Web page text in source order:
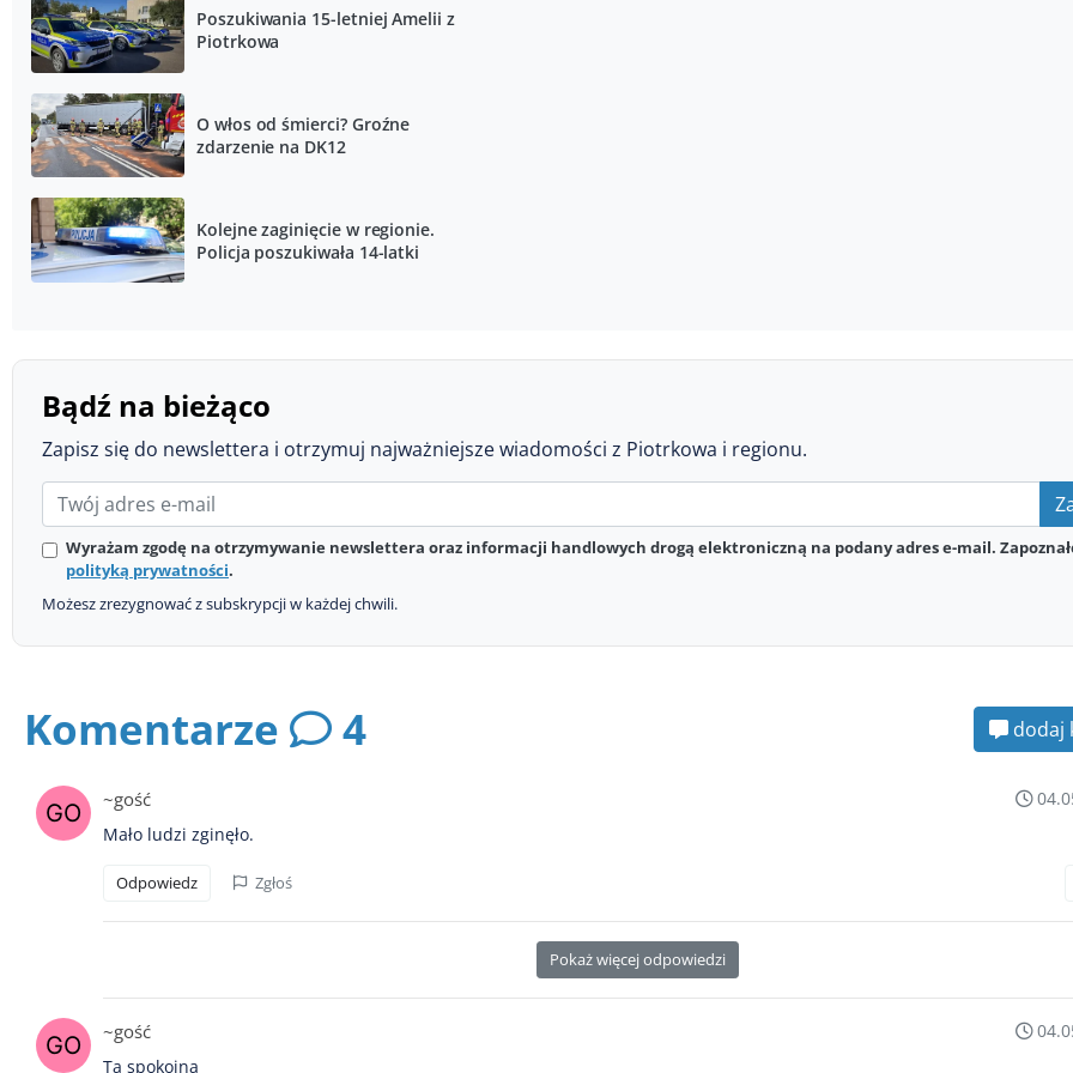
Poszukiwania 15-letniej Amelii z
Piotrkowa
O włos od śmierci? Groźne
zdarzenie na DK12
Kolejne zaginięcie w regionie.
Policja poszukiwała 14-latki
Bądź na bieżąco
Zapisz się do newslettera i otrzymuj najważniejsze wiadomości z Piotrkowa i regionu.
Wyrażam zgodę na otrzymywanie newslettera oraz informacji handlowych drogą elektroniczną na podany adres e-mail.
polityką prywatności.
Możesz zrezygnować z subskrypcji w każdej chwili.
Komentarze 4 dodaj
~gość
Mało ludzi zginęło.
Odpowiedz Zgłoś
Pokaż więcej odpowiedzi
~gość
Ta spokojna